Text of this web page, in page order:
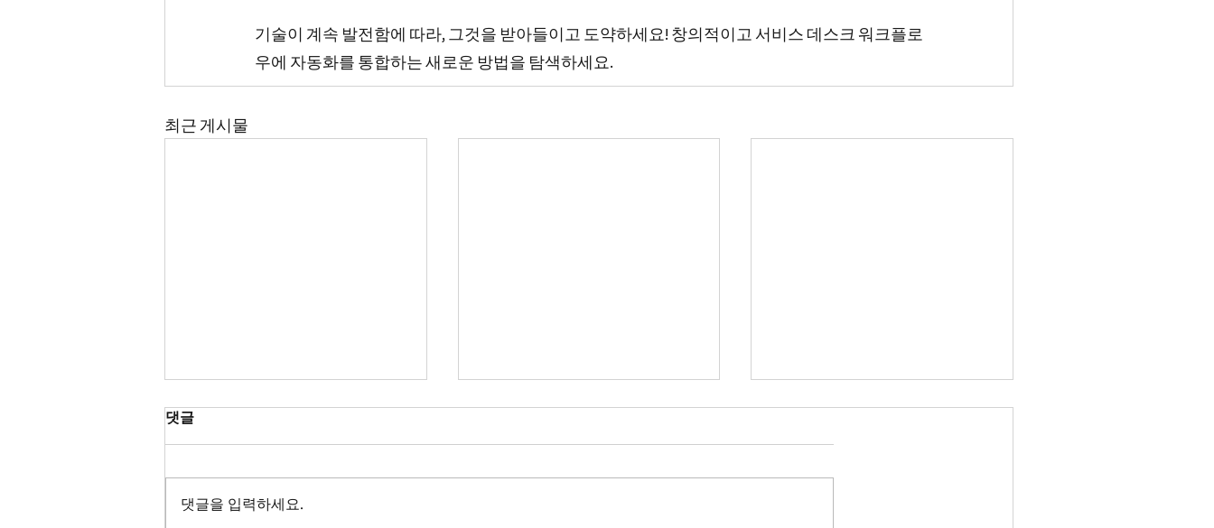
기술이 계속 발전함에 따라, 그것을 받아들이고 도약하세요! 창의적이고 서비스 데스크 워크플로
우에 자동화를 통합하는 새로운 방법을 탐색하세요.
최근 게시물
Jira에 Cursor 도입
댓글
댓글을 입력하세요.